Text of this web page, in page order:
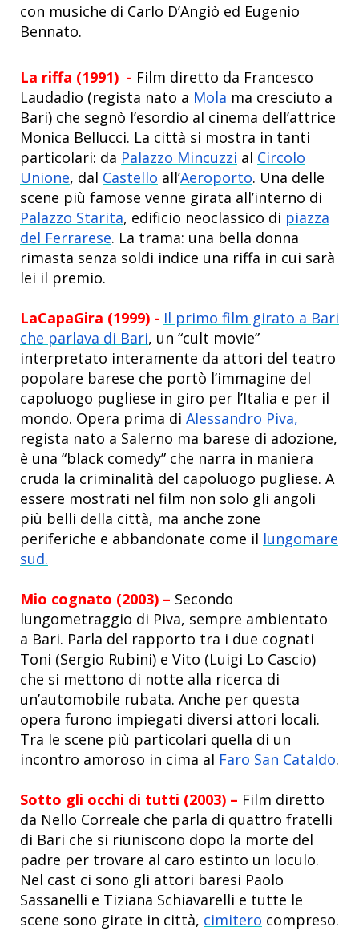
con musiche di Carlo D’Angiò ed Eugenio
Bennato.
La riffa (1991) - Film diretto da Francesco
Laudadio (regista nato a Mola ma cresciuto a
Bari) che segnò l’esordio al cinema dell’attrice
Monica Bellucci. La città si mostra in tanti
particolari: da Palazzo Mincuzzi al Circolo
Unione, dal Castello all’Aeroporto. Una delle
scene più famose venne girata all’interno di
Palazzo Starita, edificio neoclassico di piazza
del Ferrarese. La trama: una bella donna
rimasta senza soldi indice una riffa in cui sarà
lei il premio.
LaCapaGira (1999) - Il primo film girato a Bari
che parlava di Bari, un “cult movie”
interpretato interamente da attori del teatro
popolare barese che portò l’immagine del
capoluogo pugliese in giro per l’Italia e per il
mondo. Opera prima di Alessandro Piva,
regista nato a Salerno ma barese di adozione,
è una “black comedy” che narra in maniera
cruda la criminalità del capoluogo pugliese. A
essere mostrati nel film non solo gli angoli
più belli della città, ma anche zone
periferiche e abbandonate come il lungomare
sud.
Mio cognato (2003) – Secondo
lungometraggio di Piva, sempre ambientato
a Bari. Parla del rapporto tra i due cognati
Toni (Sergio Rubini) e Vito (Luigi Lo Cascio)
che si mettono di notte alla ricerca di
un’automobile rubata. Anche per questa
opera furono impiegati diversi attori locali.
Tra le scene più particolari quella di un
incontro amoroso in cima al Faro San Cataldo.
Sotto gli occhi di tutti (2003) – Film diretto
da Nello Correale che parla di quattro fratelli
di Bari che si riuniscono dopo la morte del
padre per trovare al caro estinto un loculo.
Nel cast ci sono gli attori baresi Paolo
Sassanelli e Tiziana Schiavarelli e tutte le
scene sono girate in città, cimitero compreso.